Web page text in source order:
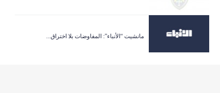
مانشيت “الأنباء”: المفاوضات بلا اختراق...